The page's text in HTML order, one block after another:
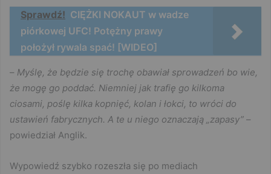
Sprawdź! CIĘŻKI NOKAUT w wadze
piórkowej UFC! Potężny prawy
położył rywala spać! [WIDEO]
– Myślę, że będzie się trochę obawiał sprowadzeń bo wie,
że mogę go poddać. Niemniej jak trafię go kilkoma
ciosami, poślę kilka kopnięć, kolan i łokci, to wróci do
ustawień fabrycznych. A te u niego oznaczają „zapasy” –
powiedział Anglik.
Wypowiedź szybko rozeszła się po mediach